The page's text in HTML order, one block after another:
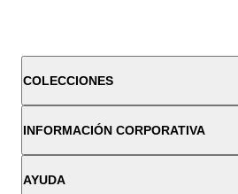
COLECCIONES
INFORMACIÓN CORPORATIVA
AYUDA